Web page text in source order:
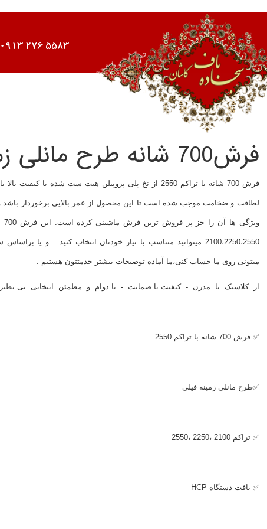
0913 276 5583
فرش700 شانه طرح مانلی زمینه فیلی
فرش 700 شانه با تراکم 2550 از نخ پلی پروپیلن هیت ست
لطافت و ضخامت موجب شده است تا این محصول از عمر بالایی برخوردار باشد
2100،2250،2550 میتوانید متناسب با نیاز خودتان انتخاب کنید و
میتونی روی ما حساب کنی،ما آماده توضیحات بیشتر خدمتتون هستیم .
از کلاسیک تا مدرن - کیفیت با ضمانت - با دوام و مطمئن انتخابی بی
✅ فرش 700 شانه با تراکم 2550
✅طرح مانلی زمینه فیلی
✅ تراکم 2100 ،2250 ،2550
✅ بافت دستگاه HCP